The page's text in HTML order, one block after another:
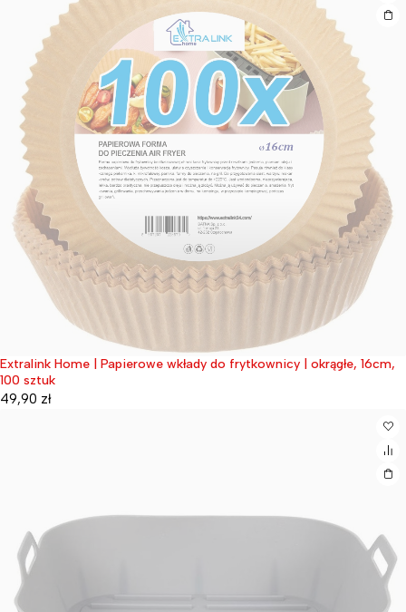
Wyprzedane
Extralink Home | Papierowe wkłady do frytkownicy | okrągłe, 16cm,
100 sztuk
49,90 zł